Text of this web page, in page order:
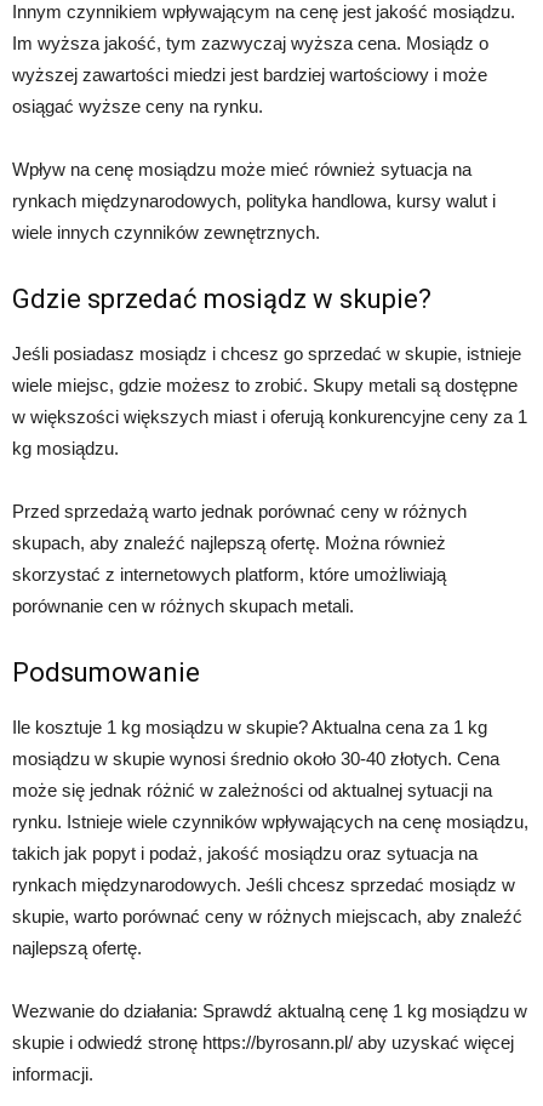
Innym czynnikiem wpływającym na cenę jest jakość mosiądzu.
Im wyższa jakość, tym zazwyczaj wyższa cena. Mosiądz o
wyższej zawartości miedzi jest bardziej wartościowy i może
osiągać wyższe ceny na rynku.
Wpływ na cenę mosiądzu może mieć również sytuacja na
rynkach międzynarodowych, polityka handlowa, kursy walut i
wiele innych czynników zewnętrznych.
Gdzie sprzedać mosiądz w skupie?
Jeśli posiadasz mosiądz i chcesz go sprzedać w skupie, istnieje
wiele miejsc, gdzie możesz to zrobić. Skupy metali są dostępne
w większości większych miast i oferują konkurencyjne ceny za 1
kg mosiądzu.
Przed sprzedażą warto jednak porównać ceny w różnych
skupach, aby znaleźć najlepszą ofertę. Można również
skorzystać z internetowych platform, które umożliwiają
porównanie cen w różnych skupach metali.
Podsumowanie
Ile kosztuje 1 kg mosiądzu w skupie? Aktualna cena za 1 kg
mosiądzu w skupie wynosi średnio około 30-40 złotych. Cena
może się jednak różnić w zależności od aktualnej sytuacji na
rynku. Istnieje wiele czynników wpływających na cenę mosiądzu,
takich jak popyt i podaż, jakość mosiądzu oraz sytuacja na
rynkach międzynarodowych. Jeśli chcesz sprzedać mosiądz w
skupie, warto porównać ceny w różnych miejscach, aby znaleźć
najlepszą ofertę.
Wezwanie do działania: Sprawdź aktualną cenę 1 kg mosiądzu w
skupie i odwiedź stronę https://byrosann.pl/ aby uzyskać więcej
informacji.